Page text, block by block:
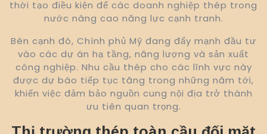
thời tạo điều kiện để các doanh nghiệp thép trong
nước nâng cao năng lực cạnh tranh.
Bên cạnh đó, Chính phủ Mỹ đang đẩy mạnh đầu tư
vào các dự án hạ tầng, năng lượng và sản xuất
công nghiệp. Nhu cầu thép cho các lĩnh vực này
được dự báo tiếp tục tăng trong những năm tới,
khiến việc đảm bảo nguồn cung nội địa trở thành
ưu tiên quan trọng.